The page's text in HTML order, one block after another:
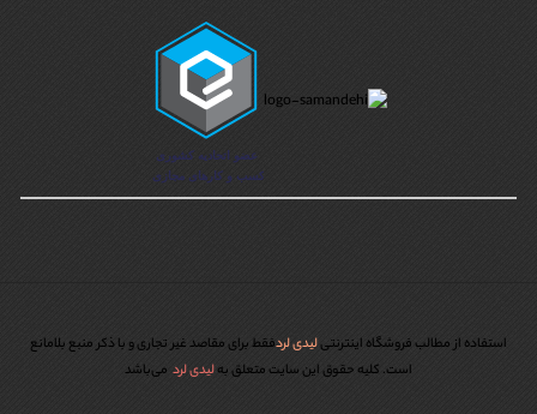
استفاده از مطالب فروشگاه اینترنتیلیدی لردفقط برای مقاصد غیر تجاری و با ذکر منبع بلامانع
است. کليه حقوق اين سايت متعلق بهلیدی لرد می‌باشد